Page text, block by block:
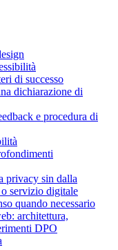
di successo
dichiarazione di
e procedura di
privacy sin dalla
servizio digitale
quando necessario
architettura,
DPO